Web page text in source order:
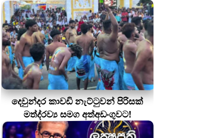
දෙවුන්දර කාවඩි නැට්ටුවන් පිරිසක්
මත්ද‍්‍රව්‍ය සමග අත්අඩංගුවට!